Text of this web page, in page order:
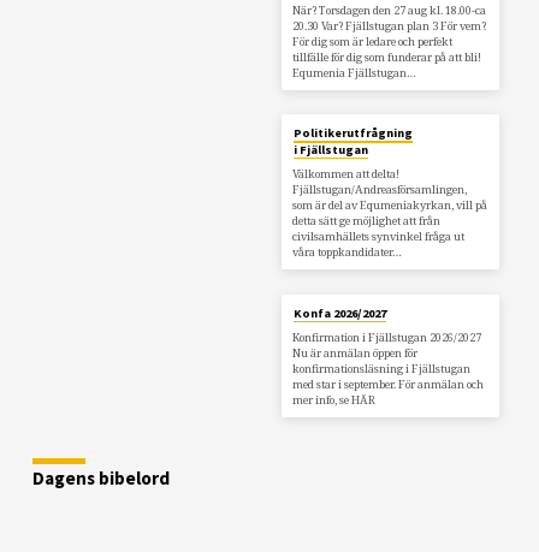
När? Torsdagen den 27 aug kl. 18.00-ca
20.30 Var? Fjällstugan plan 3 För vem?
För dig som är ledare och perfekt
tillfälle för dig som funderar på att bli!
Equmenia Fjällstugan…
Politikerutfrågning
i Fjällstugan
Välkommen att delta!
Fjällstugan/Andreasförsamlingen,
som är del av Equmeniakyrkan, vill på
detta sätt ge möjlighet att från
civilsamhällets synvinkel fråga ut
våra toppkandidater…
Konfa 2026/2027
Konfirmation i Fjällstugan 2026/2027
Nu är anmälan öppen för
konfirmationsläsning i Fjällstugan
med star i september. För anmälan och
mer info, se HÄR
Dagens bibelord